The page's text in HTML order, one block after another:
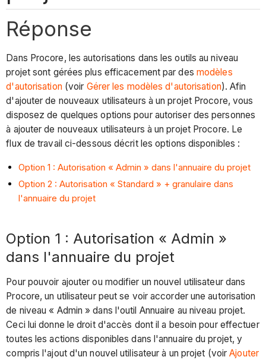
Réponse
Dans Procore, les autorisations dans les outils au niveau
projet sont gérées plus efficacement par des modèles
d'autorisation(voir Gérer les modèles d'autorisation). Afin
d'ajouter de nouveaux utilisateurs à un projet Procore, vous
disposez de quelques options pour autoriser des personnes
à ajouter de nouveaux utilisateurs à un projet Procore. Le
flux de travail ci-dessous décrit les options disponibles :
Option 1 : Autorisation « Admin » dans l'annuaire du projet
Option 2 : Autorisation « Standard » + granulaire dans
l'annuaire du projet
Option 1 : Autorisation « Admin »
dans l'annuaire du projet
Pour pouvoir ajouter ou modifier un nouvel utilisateur dans
Procore, un utilisateur peut se voir accorder une autorisation
de niveau « Admin » dans l'outil Annuaire au niveau projet.
Ceci lui donne le droit d'accès dont il a besoin pour effectuer
toutes les actions disponibles dans l'annuaire du projet, y
compris l'ajout d'un nouvel utilisateur à un projet (voirAjouter